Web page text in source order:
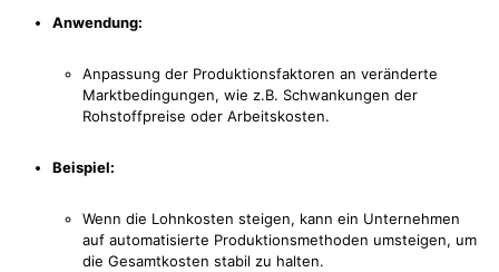
Anwendung:
Anpassung der Produktionsfaktoren an veränderte
Marktbedingungen, wie z.B. Schwankungen der
Rohstoffpreise oder Arbeitskosten.
Beispiel:
Wenn die Lohnkosten steigen, kann ein Unternehmen
auf automatisierte Produktionsmethoden umsteigen, um
die Gesamtkosten stabil zu halten.